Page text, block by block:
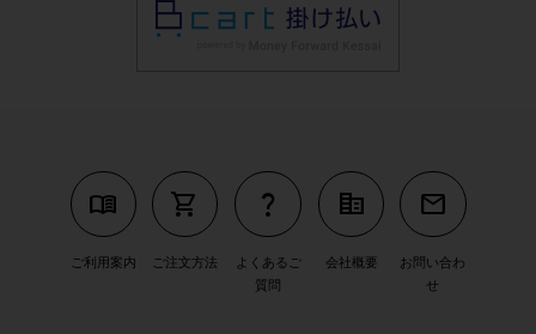
menu_book
ご利用案内
shopping_cart
ご注文方法
question_mark
よくあるご
質問
corporate_fare
会社概要
mail
お問い合わ
せ